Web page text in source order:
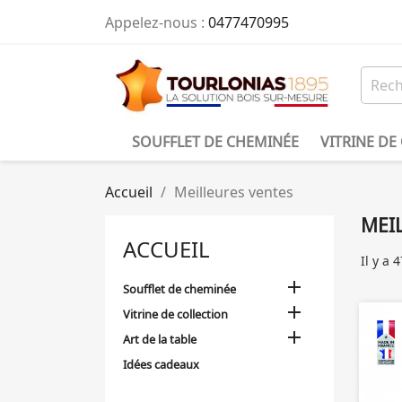
Appelez-nous : 0477470995
SOUFFLET DE CHEMINÉE VITRINE DE
Accueil Meilleures ventes
ACCUEIL
Soufflet de cheminée 
Vitrine de collection 
Art de la table 
Idées cadeaux
Il y a